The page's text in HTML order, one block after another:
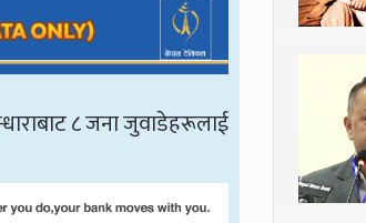
८ जना जुवाडेहरूलाई